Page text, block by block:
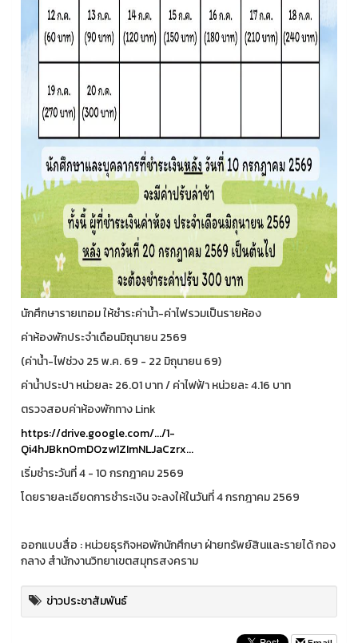
นักศึกษารายเทอม ให้ชำระค่าน้ำ-ค่าไฟรวมเป็นรายห้อง
ค่าห้องพักประจำเดือนมิถุนายน 2569
(ค่าน้ำ-ไฟช่วง 25 พ.ค. 69 - 22 มิถุนายน 69)
ค่าน้ำประปา หน่วยละ 26.01 บาท / ค่าไฟฟ้า หน่วยละ 4.16 บาท
ตรวจสอบค่าห้องพักทาง Link
https://drive.google.com/.../1-
Qi4hJBkn0mDOzw1ZImNLJaCzrx...
เริ่มชำระวันที่ 4 - 10 กรกฎาคม 2569
โดยรายละเอียดการชำระเงิน จะลงให้ในวันที่ 4 กรกฎาคม 2569
ออกแบบสื่อ : หน่วยธุรกิจหอพักนักศึกษา ฝ่ายทรัพย์สินและรายได้ กอง
กลาง สำนักงานวิทยาเขตสมุทรสงคราม
ข่าวประชาสัมพันธ์